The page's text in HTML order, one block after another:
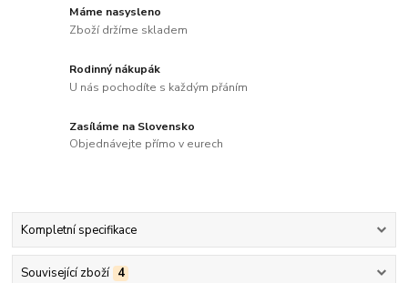
Máme nasysleno
Zboží držíme skladem
Rodinný nákupák
U nás pochodíte s každým přáním
Zasíláme na Slovensko
Objednávejte přímo v eurech
Kompletní specifikace
Související zboží 4